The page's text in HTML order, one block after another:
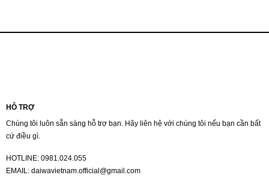
HỖ TRỢ
Chúng tôi luôn sẵn sàng hỗ trợ bạn. Hãy liên hệ với chúng tôi nếu bạn cần bất
cứ điều gì.
HOTLINE: 0981.024.055
EMAIL: daiwavietnam.official@gmail.com